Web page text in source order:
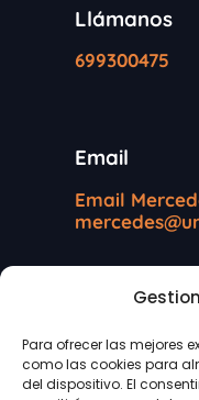
Para ofrecer las mejores
como las cookies para
del dispositivo. El
Llámanos
699300475
Email
Email